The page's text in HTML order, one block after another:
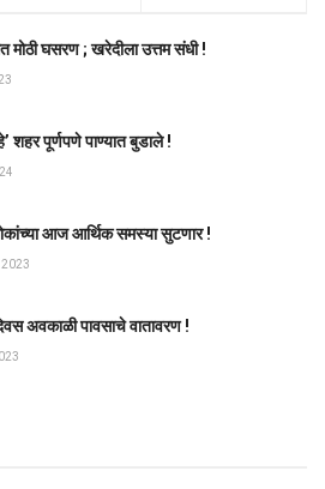
मोठी घसरण ; खरेदीला उत्तम संधी !
शहर पूर्णपणे पाण्यात बुडाले !
आज आर्थिक समस्या सुटणार !
2023
अवकाळी पावसाचे वातावरण !